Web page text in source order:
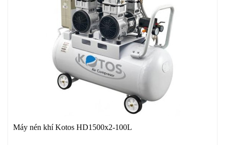
Máy nén khí Kotos HD1500x2-100L